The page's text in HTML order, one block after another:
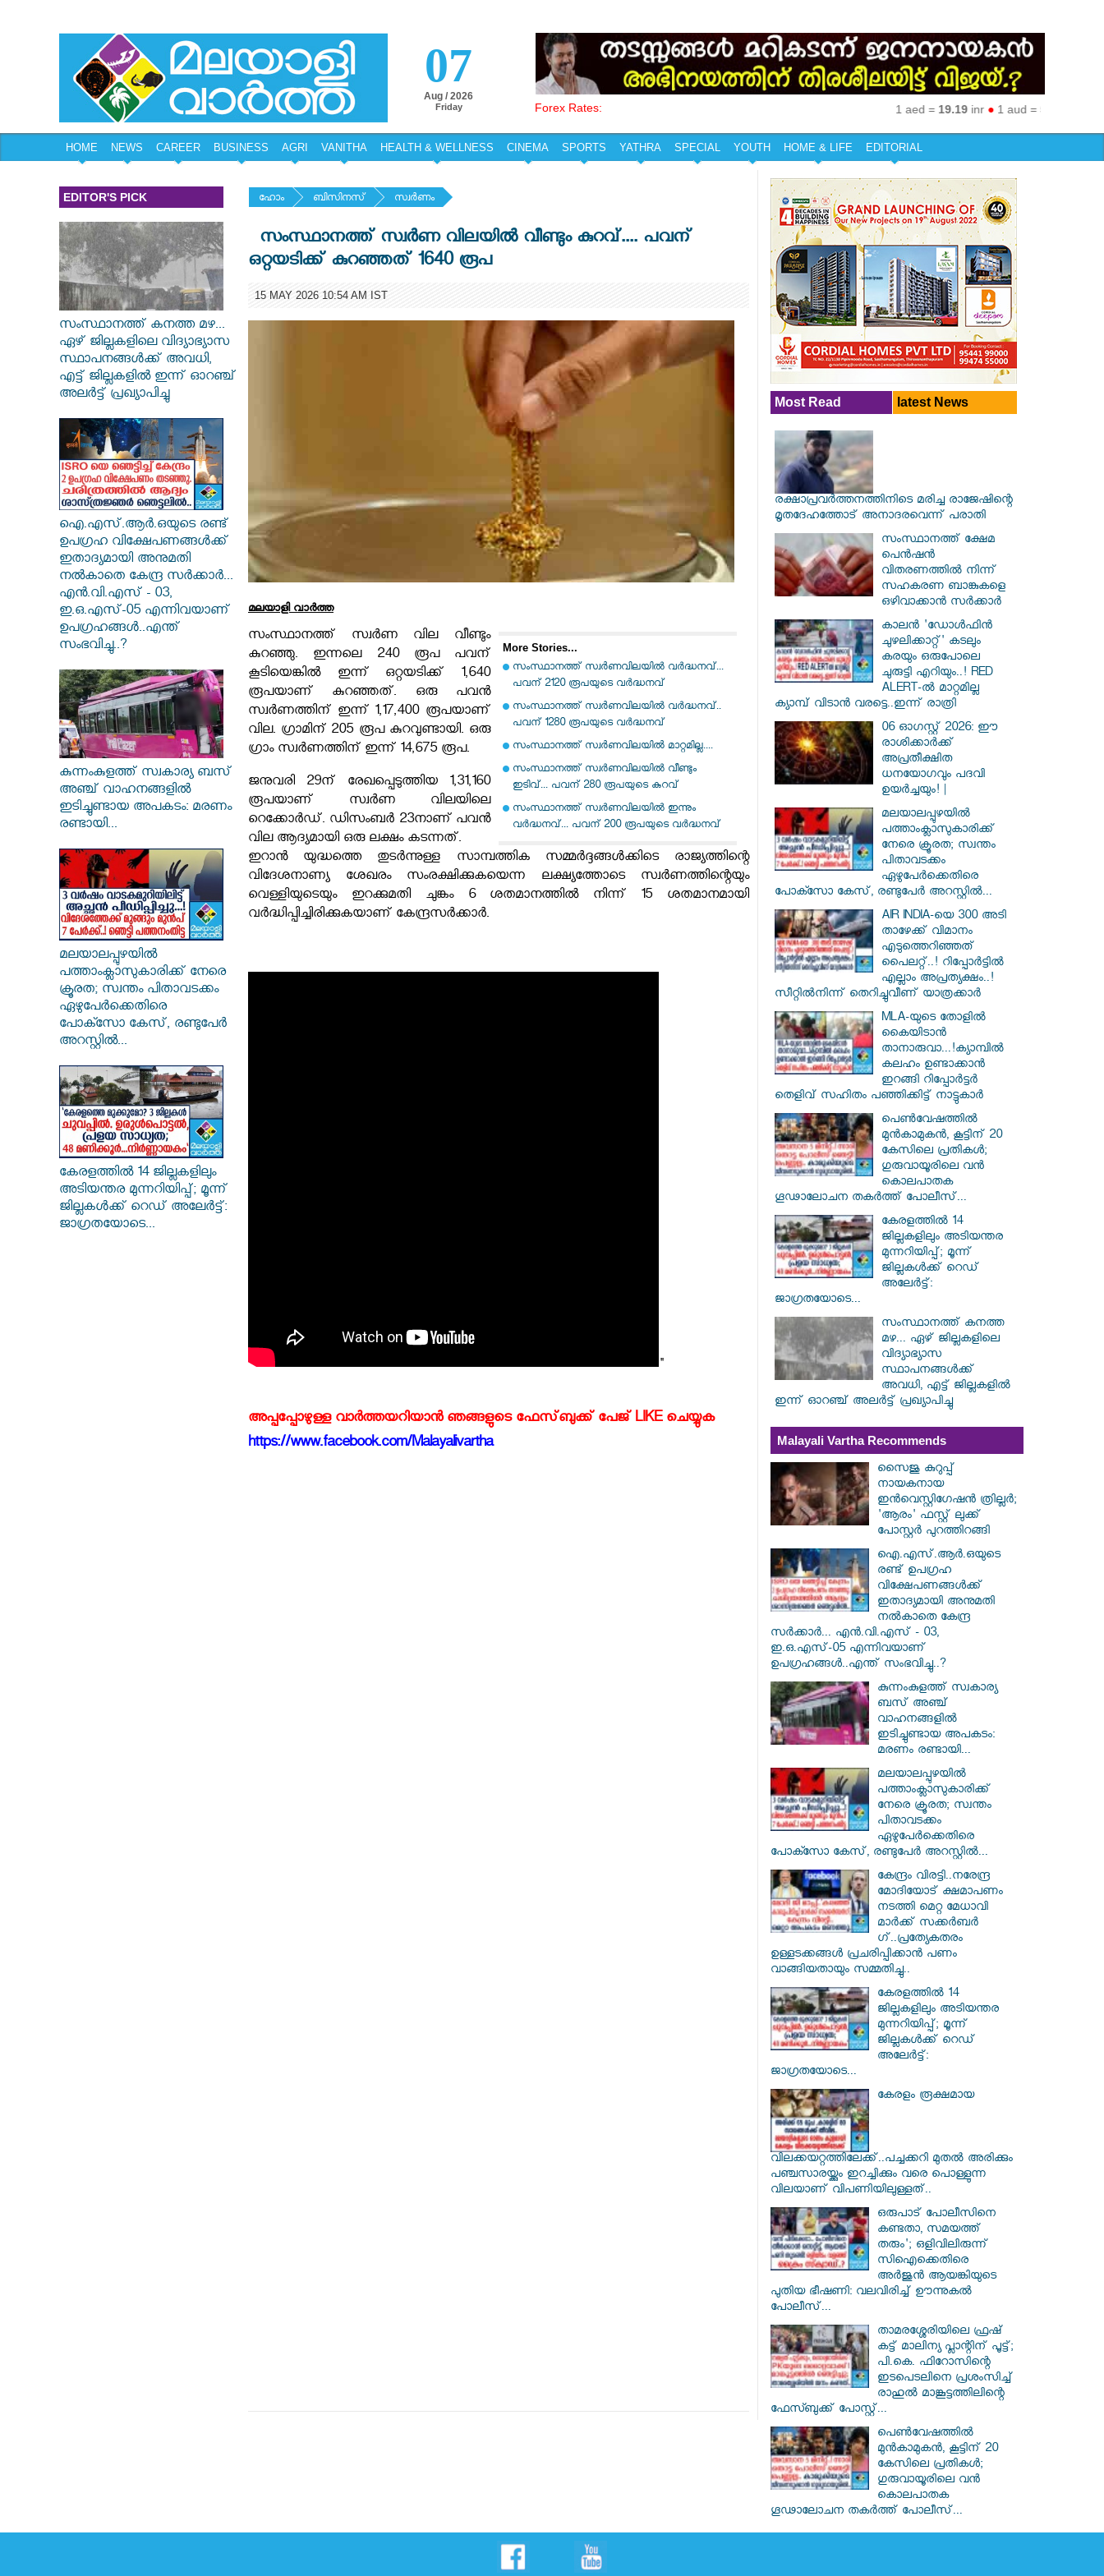
07
Aug / 2026
Friday Forex Rates: 1 aed =19.19inr●1 aud =50.27
HOME NEWS CAREER BUSINESS AGRI VANITHA HEALTH & WELLNESS CINEMA SPORTS YATHRA SPECIAL YOUTH HOME & LIFE EDITORIAL
EDITOR'S PICK
സംസ്ഥാനത്ത് കനത്ത മഴ...
ഏഴ് ജില്ലകളിലെ വിദ്യാഭ്യാസ
സ്ഥാപനങ്ങൾക്ക് അവധി,
എട്ട് ജില്ലകളിൽ ഇന്ന് ഓറഞ്ച്
അലർട്ട് പ്രഖ്യാപിച്ചു
ഐ.എസ്.ആർ.ഒയുടെ രണ്ട്
ഉപഗ്രഹ വിക്ഷേപണങ്ങൾക്ക്
ഇതാദ്യമായി അനുമതി
നൽകാതെ കേന്ദ്ര സർക്കാർ...
എൻ.വി.എസ് - 03,
ഇ.ഒ.എസ്-05 എന്നിവയാണ്
ഉപഗ്രഹങ്ങൾ..എന്ത്
സംഭവിച്ചു..?
കുന്നംകുളത്ത് സ്വകാര്യ ബസ്
അഞ്ച് വാഹനങ്ങളിൽ
ഇടിച്ചുണ്ടായ അപകടം: മരണം
രണ്ടായി...
മലയാലപ്പുഴയിൽ
പത്താംക്ലാസുകാരിക്ക് നേരെ
ക്രൂരത; സ്വന്തം പിതാവടക്കം
ഏഴുപേർക്കെതിരെ
പോക്സോ കേസ്, രണ്ടുപേർ
അറസ്റ്റിൽ...
കേരളത്തിൽ 14 ജില്ലകളിലും
അടിയന്തര മുന്നറിയിപ്പ്; മൂന്ന്
ജില്ലകൾക്ക് റെഡ് അലേർട്ട്:
ജാഗ്രതയോടെ...
ഹോം ബിസിനസ് സ്വര്‍ണം
സംസ്ഥാനത്ത് സ്വർണ വിലയിൽ വീണ്ടും കുറവ്.... പവന്
ഒറ്റയടിക്ക് കുറഞ്ഞത് 1640 രൂപ
15 MAY 2026 10:54 AM IST
മലയാളി വാര്‍ത്ത
More Stories...
സംസ്ഥാനത്ത് സ്വര്‍ണവിലയിൽ വർദ്ധനവ്...
പവന് 2120 രൂപയുടെ വർദ്ധനവ്
സംസ്ഥാനത്ത് സ്വര്‍ണവിലയിൽ വർദ്ധനവ്..
പവന് 1280 രൂപയുടെ വർദ്ധനവ്
സംസ്ഥാനത്ത് സ്വര്‍ണവിലയില്‍ മാറ്റമില്ല....
സംസ്ഥാനത്ത് സ്വർണവിലയിൽ വീണ്ടും
ഇടിവ്... പവന് 280 രൂപയുടെ കുറവ്
സംസ്ഥാനത്ത് സ്വർണവിലയിൽ ഇന്നും
വർദ്ധനവ്... പവന് 200 രൂപയുടെ വർദ്ധനവ്
സംസ്ഥാനത്ത് സ്വർണ വില വീണ്ടും
കുറഞ്ഞു. ഇന്നലെ 240 രൂപ പവന്
കൂടിയെങ്കിൽ ഇന്ന് ഒറ്റയടിക്ക് 1,640
രൂപയാണ് കുറഞ്ഞത്. ഒരു പവൻ
സ്വർണത്തിന് ഇന്ന് 1,17,400 രൂപയാണ്
വില. ഗ്രാമിന് 205 രൂപ കുറവുണ്ടായി. ഒരു
ഗ്രാം സ്വർണത്തിന് ഇന്ന് 14,675 രൂപ.
ജനുവരി 29ന് രേഖപ്പെടുത്തിയ 1,31,160
രൂപയാണ് സ്വർണ വിലയിലെ
റെക്കോർഡ്. ഡിസംബർ 23നാണ് പവൻ
വില ആദ്യമായി ഒരു ലക്ഷം കടന്നത്.
ഇറാൻ യുദ്ധത്തെ തുടർന്നുള്ള സാമ്പത്തിക സമ്മർദ്ദങ്ങൾക്കിടെ രാജ്യത്തിന്റെ
വിദേശനാണ്യ ശേഖരം സംരക്ഷിക്കുകയെന്ന ലക്ഷ്യത്തോടെ സ്വർണത്തിന്റെയും
വെള്ളിയുടെയും ഇറക്കുമതി ചുങ്കം 6 ശതമാനത്തിൽ നിന്ന് 15 ശതമാനമായി
വർദ്ധിപ്പിച്ചിരിക്കുകയാണ് കേന്ദ്രസർക്കാർ.
"
അപ്പപ്പോഴുള്ള വാര്‍ത്തയറിയാന്‍ ഞങ്ങളുടെ ഫേസ്‌ബുക്ക്‌ പേജ് LIKE ചെയ്യുക
https://www.facebook.com/Malayalivartha
Most Read latest News
രക്ഷാപ്രവര്‍ത്തനത്തിനിടെ മരിച്ച രാജേഷിന്റെ
മൃതദേഹത്തോട് അനാദരവെന്ന് പരാതി
സംസ്ഥാനത്ത് ക്ഷേമ
പെൻഷൻ
വിതരണത്തിൽ നിന്ന്
സഹകരണ ബാങ്കുകളെ
ഒഴിവാക്കാൻ സർക്കാർ
കാലൻ 'ഡോൾഫിൻ
ചുഴലിക്കാറ്റ്' കടലും
കരയും ഒരുപോലെ
ചുരുട്ടി എറിയും..! RED
ALERT-ൽ മാറ്റമില്ല
ക്യാമ്പ് വിടാൻ വരട്ടെ..ഇന്ന് രാത്രി
06 ഓഗസ്റ്റ് 2026: ഈ
രാശിക്കാർക്ക്
അപ്രതീക്ഷിത
ധനയോഗവും പദവി
ഉയർച്ചയും! |
മലയാലപ്പുഴയിൽ
പത്താംക്ലാസുകാരിക്ക്
നേരെ ക്രൂരത; സ്വന്തം
പിതാവടക്കം
ഏഴുപേർക്കെതിരെ
പോക്സോ കേസ്, രണ്ടുപേർ അറസ്റ്റിൽ...
AIR INDIA-യെ 300 അടി
താഴേക്ക് വിമാനം
എടുത്തെറിഞ്ഞത്
പൈലറ്റ്..! റിപ്പോർട്ടിൽ
എല്ലാം അപ്രത്യക്ഷം..!
സീറ്റിൽനിന്ന് തെറിച്ചുവീണ് യാത്രക്കാർ
MLA-യുടെ തോളിൽ
കൈയിടാൻ
താനാരുവാ...!ക്യാമ്പിൽ
കലഹം ഉണ്ടാക്കാൻ
ഇറങ്ങി റിപ്പോർട്ടർ
തെളിവ് സഹിതം പഞ്ഞിക്കിട്ട് നാട്ടുകാർ
പെൺവേഷത്തിൽ
മുൻകാമുകൻ, കൂട്ടിന് 20
കേസിലെ പ്രതികൾ;
ഗുരുവായൂരിലെ വൻ
കൊലപാതക
ഗൂഢാലോചന തകർത്ത് പോലീസ്...
കേരളത്തിൽ 14
ജില്ലകളിലും അടിയന്തര
മുന്നറിയിപ്പ്; മൂന്ന്
ജില്ലകൾക്ക് റെഡ്
അലേർട്ട്:
ജാഗ്രതയോടെ...
സംസ്ഥാനത്ത് കനത്ത
മഴ... ഏഴ് ജില്ലകളിലെ
വിദ്യാഭ്യാസ
സ്ഥാപനങ്ങൾക്ക്
അവധി, എട്ട് ജില്ലകളിൽ
ഇന്ന് ഓറഞ്ച് അലർട്ട് പ്രഖ്യാപിച്ചു
Malayali Vartha Recommends
സൈജു കുറുപ്പ്
നായകനായ
ഇൻവെസ്റ്റിഗേഷൻ ത്രില്ലർ;
'ആരം' ഫസ്റ്റ് ലുക്ക്
പോസ്റ്റർ പുറത്തിറങ്ങി
ഐ.എസ്.ആർ.ഒയുടെ
രണ്ട് ഉപഗ്രഹ
വിക്ഷേപണങ്ങൾക്ക്
ഇതാദ്യമായി അനുമതി
നൽകാതെ കേന്ദ്ര
സർക്കാർ... എൻ.വി.എസ് - 03,
ഇ.ഒ.എസ്-05 എന്നിവയാണ്
ഉപഗ്രഹങ്ങൾ..എന്ത് സംഭവിച്ചു..?
കുന്നംകുളത്ത് സ്വകാര്യ
ബസ് അഞ്ച്
വാഹനങ്ങളിൽ
ഇടിച്ചുണ്ടായ അപകടം:
മരണം രണ്ടായി...
മലയാലപ്പുഴയിൽ
പത്താംക്ലാസുകാരിക്ക്
നേരെ ക്രൂരത; സ്വന്തം
പിതാവടക്കം
ഏഴുപേർക്കെതിരെ
പോക്സോ കേസ്, രണ്ടുപേർ അറസ്റ്റിൽ...
കേന്ദ്രം വിരട്ടി..നരേന്ദ്ര
മോദിയോട് ക്ഷമാപണം
നടത്തി മെറ്റ മേധാവി
മാർക്ക് സക്കർബർ​
ഗ്..പ്രത്യേകതരം
ഉള്ളടക്കങ്ങൾ പ്രചരിപ്പിക്കാൻ പണം
വാങ്ങിയതായും സമ്മതിച്ചു..
കേരളത്തിൽ 14
ജില്ലകളിലും അടിയന്തര
മുന്നറിയിപ്പ്; മൂന്ന്
ജില്ലകൾക്ക് റെഡ്
അലേർട്ട്:
ജാഗ്രതയോടെ...
കേരളം രൂക്ഷമായ
വിലക്കയറ്റത്തിലേക്ക്..പച്ചക്കറി മുതൽ അരിക്കും
പഞ്ചസാരയ്ക്കും ഇറച്ചിക്കും വരെ പൊള്ളുന്ന
വിലയാണ് വിപണിയിലുള്ളത്..
ഒരുപാട് പോലീസിനെ
കണ്ടതാ, സമയത്ത്
തരും'; ഒളിവിലിരുന്ന്
സിഐക്കെതിരെ
അർജുൻ ആയങ്കിയുടെ
പുതിയ ഭീഷണി: വലവിരിച്ച് ഊന്നുകൽ
പോലീസ്...
താമരശ്ശേരിയിലെ ഫ്രഷ്
കട്ട് മാലിന്യ പ്ലാന്റിന് പൂട്ട്;
പി.കെ. ഫിറോസിന്റെ
ഇടപെടലിനെ പ്രശംസിച്ച്
രാഹുൽ മാങ്കൂട്ടത്തിലിന്റെ
ഫേസ്ബുക്ക് പോസ്റ്റ്...
പെൺവേഷത്തിൽ
മുൻകാമുകൻ, കൂട്ടിന് 20
കേസിലെ പ്രതികൾ;
ഗുരുവായൂരിലെ വൻ
കൊലപാതക
ഗൂഢാലോചന തകർത്ത് പോലീസ്...